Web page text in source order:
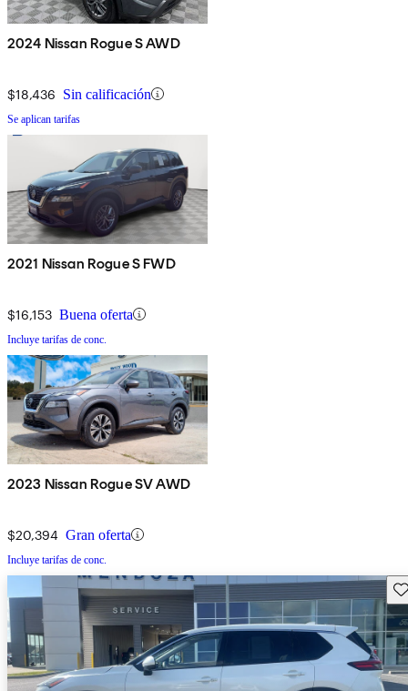
2024 Nissan Rogue S AWD
$18,436 Sin calificación
Se aplican tarifas
2021 Nissan Rogue S FWD
$16,153 Buena oferta
Incluye tarifas de conc.
2023 Nissan Rogue SV AWD
$20,394 Gran oferta
Incluye tarifas de conc.